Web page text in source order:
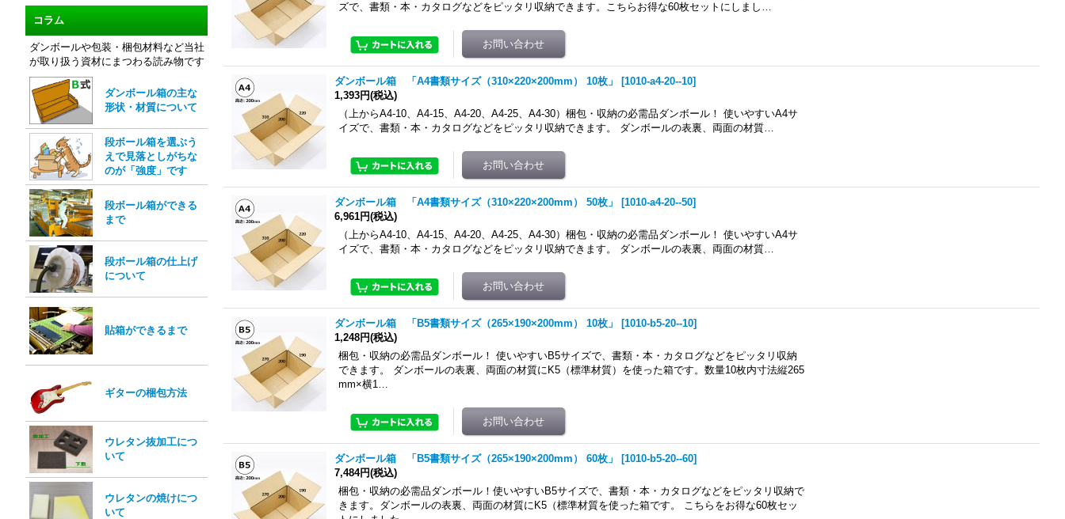
コラム
ダンボールや包装・梱包材料など当社
が取り扱う資材にまつわる読み物です
ダンボール箱の主な
形状・材質について
段ボール箱を選ぶう
えで見落としがちな
のが「強度」です
段ボール箱ができる
まで
段ボール箱の仕上げ
について
貼箱ができるまで
ギターの梱包方法
ウレタン抜加工につ
いて
ウレタンの焼けにつ
いて
ズで、書類・本・カタログなどをピッタリ収納できます。こちらお得な60枚セットにしまし…
ダンボール箱 「A4書類サイズ（310×220×200mm） 10枚」 [1010-a4-20--10]
1,393円(税込)
（上からA4-10、A4-15、A4-20、A4-25、A4-30）梱包・収納の必需品ダンボール！ 使いやすいA4サ
イズで、書類・本・カタログなどをピッタリ収納できます。 ダンボールの表裏、両面の材質…
ダンボール箱 「A4書類サイズ（310×220×200mm） 50枚」 [1010-a4-20--50]
6,961円(税込)
（上からA4-10、A4-15、A4-20、A4-25、A4-30）梱包・収納の必需品ダンボール！ 使いやすいA4サ
イズで、書類・本・カタログなどをピッタリ収納できます。 ダンボールの表裏、両面の材質…
ダンボール箱 「B5書類サイズ（265×190×200mm） 10枚」 [1010-b5-20--10]
1,248円(税込)
梱包・収納の必需品ダンボール！ 使いやすいB5サイズで、書類・本・カタログなどをピッタリ収納
できます。 ダンボールの表裏、両面の材質にK5（標準材質）を使った箱です。数量10枚内寸法縦265
mm×横1…
ダンボール箱 「B5書類サイズ（265×190×200mm） 60枚」 [1010-b5-20--60]
7,484円(税込)
梱包・収納の必需品ダンボール！使いやすいB5サイズで、書類・本・カタログなどをピッタリ収納で
きます。ダンボールの表裏、両面の材質にK5（標準材質を使った箱です。 こちらをお得な60枚セッ